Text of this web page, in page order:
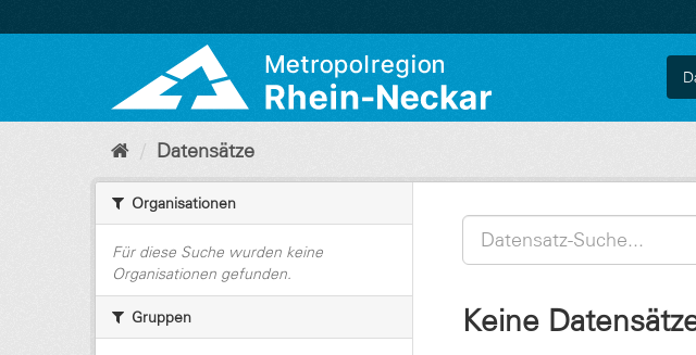
zum
Datensätze
Organisationen
Für diese Suche wurden keine
Organisationen gefunden.
Gruppen Keine